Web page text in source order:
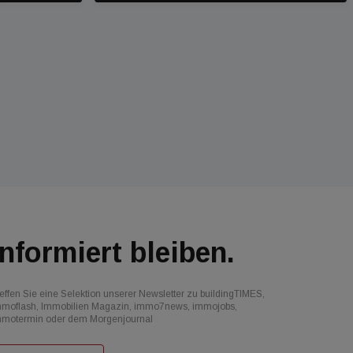
bleiben.
Sie eine Selektion unserer Newsletter zu buildingTIMES,
Immobilien Magazin, immo7news, immojobs,
oder dem Morgenjournal